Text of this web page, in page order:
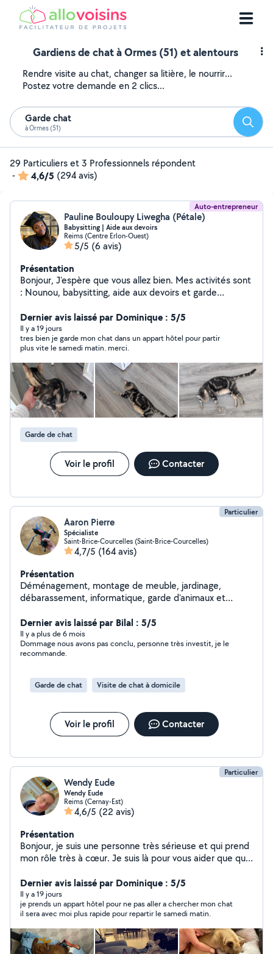
Gardiens de chat à Ormes (51) et alentours
Rendre visite au chat, changer sa litière, le nourrir...
Postez votre demande en 2 clics...
Garde chat
à Ormes (51)
29 Particuliers et 3 Professionnels répondent
-
4,6/5 (294 avis)
Auto-entrepreneur
Pauline Bouloupy Liwegha (Pétale)
Babysitting | Aide aux devoirs
Reims (Centre Erlon-Ouest)
5/5 (6 avis)
Présentation
Bonjour, J'espère que vous allez bien. Mes activités sont
: Nounou, babysitting, aide aux devoirs et garde
Dernier avis laissé par Dominique : 5/5
Il y a 19 jours
tres bien je garde mon chat dans un appart hôtel pour partir
plus vite le samedi matin. merci.
Garde de chat
Voir le profil Contacter
Particulier
Aaron Pierre
Spécialiste
Saint-Brice-Courcelles (Saint-Brice-Courcelles)
4,7/5 (164 avis)
Présentation
Déménagement, montage de meuble, jardinage,
débarassement, informatique, garde d'animaux et
quelque chose, je sais presque tout faire et même si je
ne sais pas le faire, je trouverai quelqu'un pour vous
aider
Dernier avis laissé par Bilal : 5/5
Il y a plus de 6 mois
Dommage nous avons pas conclu, personne très investit, je le
recommande.
Garde de chat Visite de chat à domicile
Voir le profil Contacter
Particulier
Wendy Eude
Wendy Eude
Reims (Cernay-Est)
4,6/5 (22 avis)
Présentation
Bonjour, je suis une personne très sérieuse et qui prend
mon rôle très à cœur. Je suis là pour vous aider que que
lavage si besoin , Sois garde d'animaux tous types . Sois
garde d'enfants je suis quelqu'un qui est très
arrangeante et très fiable et très rapide. Toujours très
rapide à répondre également au message
Dernier avis laissé par Dominique : 5/5
Il y a 19 jours
je prends un appart hôtel pour ne pas aller a chercher mon chat
il sera avec moi plus rapide pour repartir le samedi matin.